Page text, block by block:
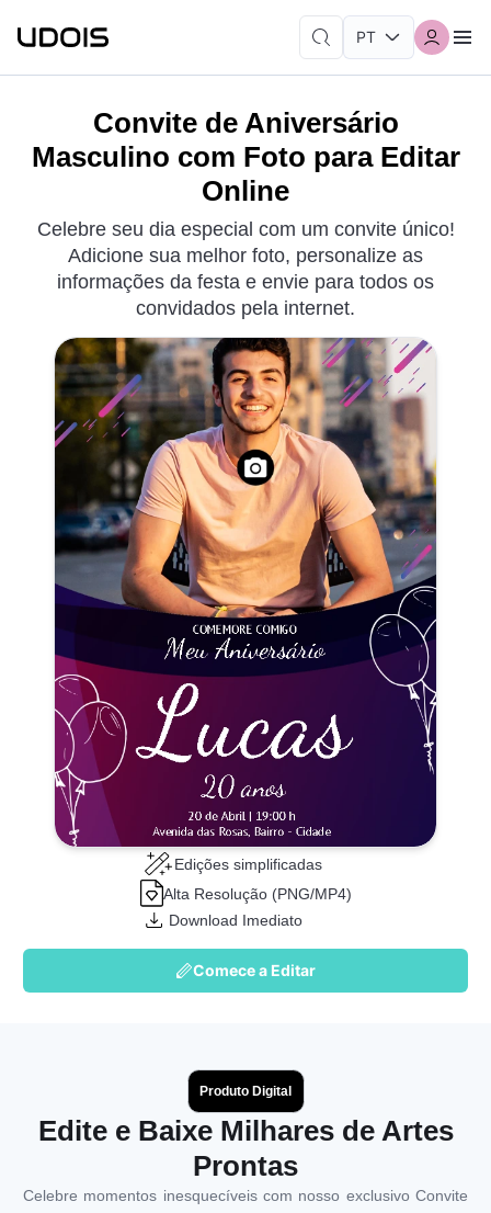
Convite de Aniversário
Masculino com Foto para Editar
Online
Celebre seu dia especial com um convite único!
Adicione sua melhor foto, personalize as
informações da festa e envie para todos os
convidados pela internet.
Edições simplificadas
Alta Resolução (PNG/MP4)
Download Imediato
Comece a Editar
Produto Digital
Edite e Baixe Milhares de Artes
Prontas
Celebre momentos inesquecíveis com nosso exclusivo Convite